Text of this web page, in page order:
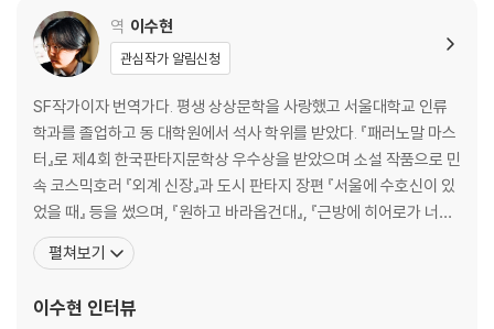
역 이수현
관심작가 알림신청
SF작가이자 번역가다. 평생 상상문학을 사랑했고 서울대학교 인류
학과를 졸업하고 동 대학원에서 석사 학위를 받았다. 『패러노말 마스
터』로 제4회 한국판타지문학상 우수상을 받았으며 소설 작품으로 민
속 코스믹호러 『외계 신장』과 도시 판타지 장편 『서울에 수호신이 있
었을 때』 등을 썼으며, 『원하고 바라옵건대』, 『근방에 히어로가 너무
많사오니』 『이웃집 슈퍼히어로』 등 앤솔로지에 참여했다. 창작자로
서 장르에 대한 깊은 이해를 바탕으로 SF 판타지 작품들을 탁월하게
입이 없다 그리고 나는 비명을 질러야 한다』
펼쳐보기
이수현 인터뷰